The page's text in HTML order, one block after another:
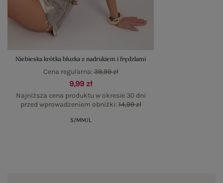
Niebieska krótka bluzka z nadrukiem i frędzlami
9,99 zł
Najniższa cena produktu w okresie 30 dni
przed wprowadzeniem obniżki:14,99 zł
Cena regularna:39,99 zł
S/MM/L